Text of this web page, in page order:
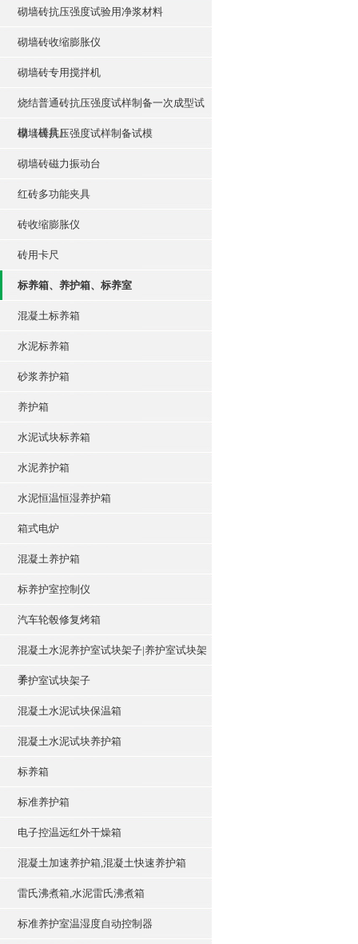
砌墙砖抗压强度试验用净浆材料
砌墙砖收缩膨胀仪
砌墙砖专用搅拌机
烧结普通砖抗压强度试样制备一次成型试
模（模具）
砌墙砖抗压强度试样制备试模
砌墙砖磁力振动台
红砖多功能夹具
砖收缩膨胀仪
砖用卡尺
标养箱、养护箱、标养室
混凝土标养箱
水泥标养箱
砂浆养护箱
养护箱
水泥试块标养箱
水泥养护箱
水泥恒温恒湿养护箱
箱式电炉
混凝土养护箱
标养护室控制仪
汽车轮毂修复烤箱
混凝土水泥养护室试块架子|养护室试块架
子
养护室试块架子
混凝土水泥试块保温箱
混凝土水泥试块养护箱
标养箱
标准养护箱
电子控温远红外干燥箱
混凝土加速养护箱,混凝土快速养护箱
雷氏沸煮箱,水泥雷氏沸煮箱
标准养护室温湿度自动控制器